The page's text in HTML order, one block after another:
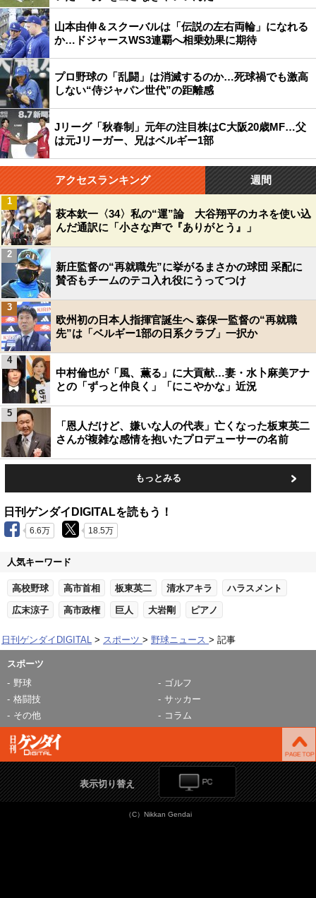
山本由伸＆スクーバルは「伝説の左右両輪」になれる
か…ドジャースWS3連覇へ相乗効果に期待
プロ野球の「乱闘」は消滅するのか…死球禍でも激高
しない“侍ジャパン世代”の距離感
Jリーグ「秋春制」元年の注目株はC大阪20歳MF…父
は元Jリーガー、兄はベルギー1部
アクセスランキング 週間
萩本欽一〈34〉私の“運”論 大谷翔平のカネを使い込
んだ通訳に「小さな声で『ありがとう』」
1
新庄監督の“再就職先”に挙がるまさかの球団 采配に
賛否もチームのテコ入れ役にうってつけ
2
欧州初の日本人指揮官誕生へ 森保一監督の“再就職
先”は「ベルギー1部の日系クラブ」一択か
3
中村倫也が「風、薫る」に大貢献…妻・水卜麻美アナ
との「ずっと仲良く」「にこやかな」近況
4
「恩人だけど、嫌いな人の代表」亡くなった板東英二
さんが複雑な感情を抱いたプロデューサーの名前
5
もっとみる
日刊ゲンダイDIGITALを読もう！
6.6万 18.5万
人気キーワード
高校野球 高市首相 板東英二 清水アキラ ハラスメント
広末涼子 高市政権 巨人 大岩剛 ピアノ
日刊ゲンダイDIGITAL スポーツ 野球ニュース 記事
スポーツ
野球
ゴルフ
格闘技
サッカー
その他
コラム
表示切り替え
（C）Nikkan Gendai